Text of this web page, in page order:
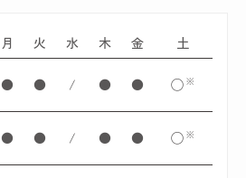
月 火 水 木 金
土
● ● / ● ● ◯ ※
● ● / ● ● ◯ ※